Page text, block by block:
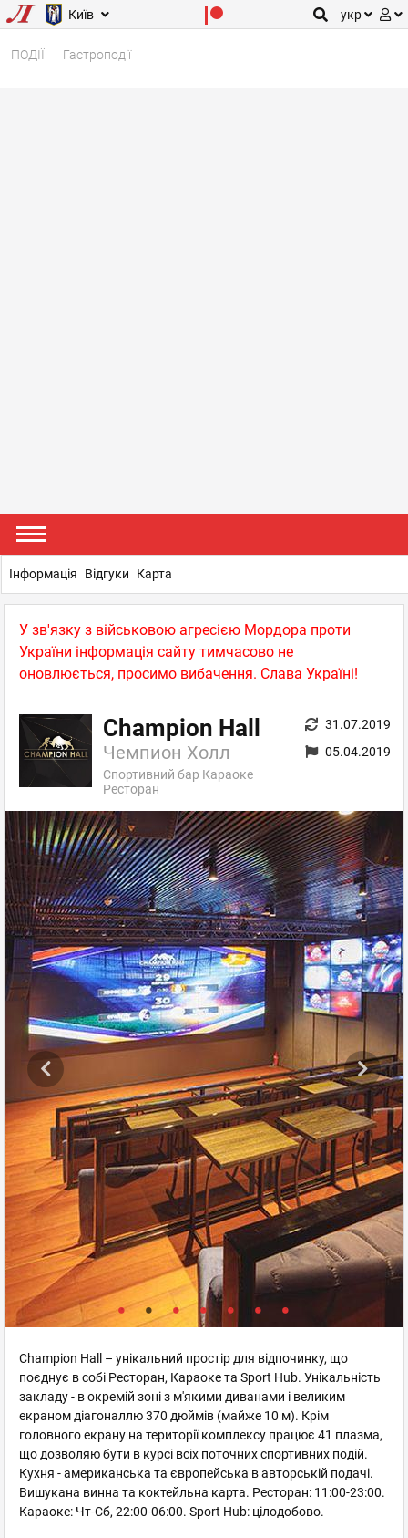
Київ укр
ПОДІЇ Гастроподії
У зв'язку з військовою агресією Мордора проти
України інформація сайту тимчасово не
оновлюється, просимо вибачення. Слава Україні!
Champion Hall
Чемпион Холл
Спортивний бар Караоке
Ресторан
31.07.2019
05.04.2019
Champion Hall – унікальний простір для відпочинку, що
поєднує в собі Ресторан, Караоке та Sport Hub. Унікальність
закладу - в окремій зоні з м'якими диванами і великим
екраном діагоналлю 370 дюймів (майже 10 м). Крім
головного екрану на території комплексу працює 41 плазма,
що дозволяю бути в курсі всіх поточних спортивних подій.
Кухня - американська та європейська в авторській подачі.
Вишукана винна та коктейльна карта. Ресторан: 11:00-23:00.
Караоке: Чт-Сб, 22:00-06:00. Sport Hub: цілодобово.
Інформація Відгуки Карта